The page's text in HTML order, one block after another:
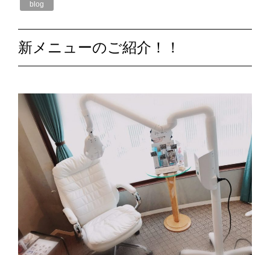
blog
新メニューのご紹介！！